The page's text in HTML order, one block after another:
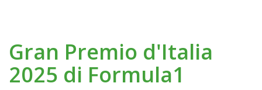
Gran Premio d'Italia
2025 di Formula1